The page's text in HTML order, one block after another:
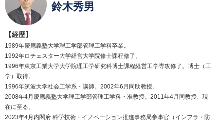
鈴木秀男
【経歴】
1989年慶應義塾大学理工学部管理工学科卒業。
1992年ロチェスター大学経営大学院修士課程修了。
1996年東京工業大学大学院理工学研究科博士課程経営工学専攻修了。博士（工
学）取得。
1996年筑波大学社会工学系・講師。2002年6月同助教授。
2008年4月慶應義塾大学理工学部管理工学科・准教授。2011年4月同教授、現
在に至る。
2023年4月内閣府 科学技術・イノベーション推進事務局参事官（インフラ・防